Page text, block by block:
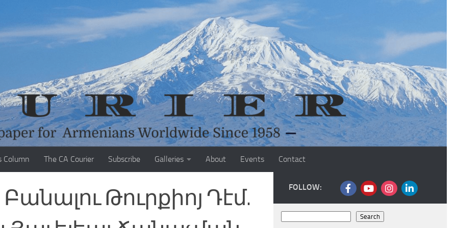
Column The CA Courier Subscribe Galleries About Events Contact
Թուրքիոյ Դէմ.
FOLLOW:
Search